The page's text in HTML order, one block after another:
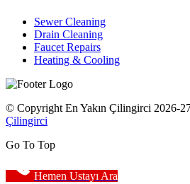
Sewer Cleaning
Drain Cleaning
Faucet Repairs
Heating & Cooling
© Copyright En Yakın Çilingirci 2026-
Çilingirci
Go To Top
Hemen Ustayı Ara